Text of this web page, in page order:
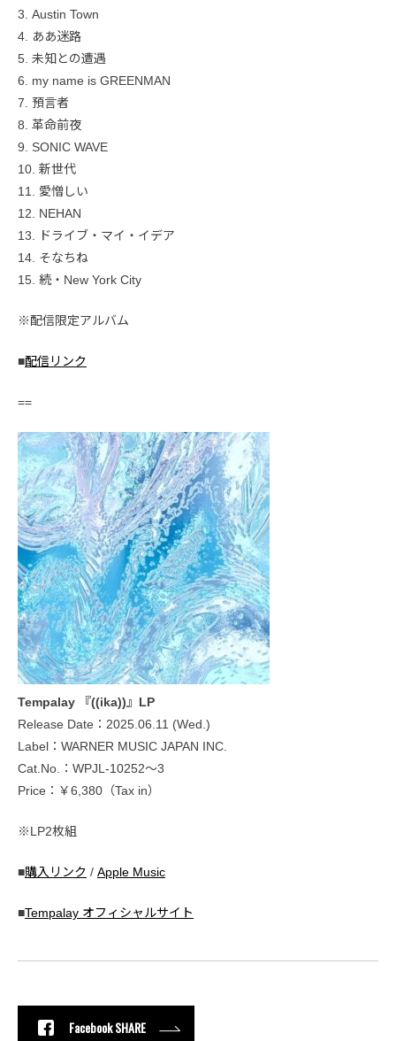
3. Austin Town
4. ああ迷路
5. 未知との遭遇
6. my name is GREENMAN
7. 預言者
8. 革命前夜
9. SONIC WAVE
10. 新世代
11. 愛憎しい
12. NEHAN
13. ドライブ・マイ・イデア
14. そなちね
15. 続・New York City
※配信限定アルバム
■配信リンク
==
Tempalay 『((ika))』LP
Release Date：2025.06.11 (Wed.)
Label：WARNER MUSIC JAPAN INC.
Cat.No.：WPJL-10252～3
Price：￥6,380（Tax in）
※LP2枚組
■購入リンク / Apple Music
■Tempalay オフィシャルサイト
Facebook SHARE